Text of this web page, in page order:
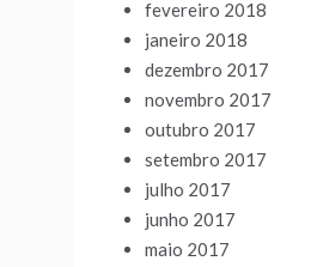
fevereiro 2018
janeiro 2018
dezembro 2017
novembro 2017
outubro 2017
setembro 2017
julho 2017
junho 2017
maio 2017